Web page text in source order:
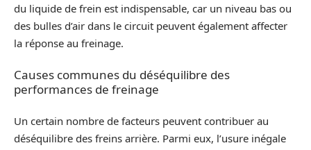
du liquide de frein est indispensable, car un niveau bas ou
des bulles d’air dans le circuit peuvent également affecter
la réponse au freinage.
Causes communes du déséquilibre des
performances de freinage
Un certain nombre de facteurs peuvent contribuer au
déséquilibre des freins arrière. Parmi eux, l’usure inégale